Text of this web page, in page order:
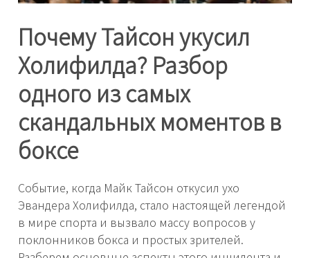
Почему Тайсон укусил
Холифилда? Разбор
одного из самых
скандальных моментов в
боксе
Событие, когда Майк Тайсон откусил ухо
Эвандера Холифилда, стало настоящей легендой
в мире спорта и вызвало массу вопросов у
поклонников бокса и простых зрителей.